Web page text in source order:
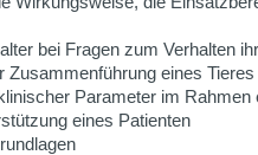
bei Fragen zum Verhalten
Zusammenführung eines
Parameter im Rahmen
eines Patienten